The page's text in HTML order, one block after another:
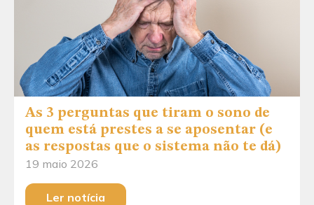
As 3 perguntas que tiram o sono de
quem está prestes a se aposentar (e
as respostas que o sistema não te dá)
19 maio 2026
Ler notícia